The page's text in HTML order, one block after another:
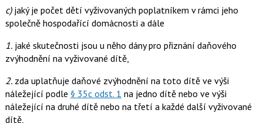
c)jaký je počet dětí vyživovaných poplatníkem v rámci jeho
společně hospodařící domácnosti a dále
1.jaké skutečnosti jsou u něho dány pro přiznání daňového
zvýhodnění na vyživované dítě,
2.zda uplatňuje daňové zvýhodnění na toto dítě ve výši
náležející podle § 35c odst. 1 na jedno dítě nebo ve výši
náležející na druhé dítě nebo na třetí a každé další vyživované
dítě,